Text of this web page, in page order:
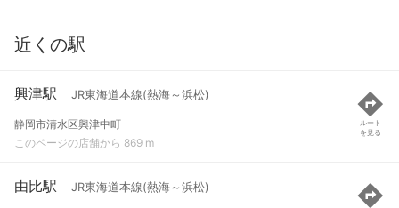
近くの駅
興津駅 JR東海道本線(熱海～浜松)
静岡市清水区興津中町
このページの店舗から 869 m
ルート
を見る
由比駅 JR東海道本線(熱海～浜松)